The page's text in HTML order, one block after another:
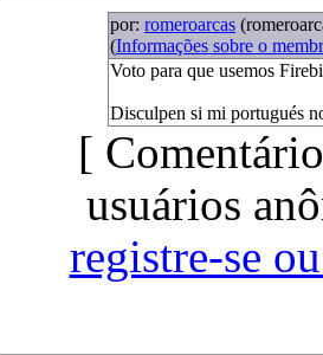
por: romeroarcas
(Informações sobre o
Voto para que usemos
Disculpen si mi portugués
[
usuários
registre-se